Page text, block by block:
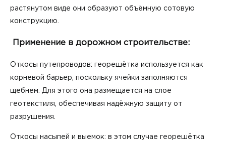
растянутом виде они образуют объёмную сотовую
конструкцию.
Применение в дорожном строительстве:
Откосы путепроводов: георешётка используется как
корневой барьер, поскольку ячейки заполняются
щебнем. Для этого она размещается на слое
геотекстиля, обеспечивая надёжную защиту от
разрушения.
Откосы насыпей и выемок: в этом случае георешётка